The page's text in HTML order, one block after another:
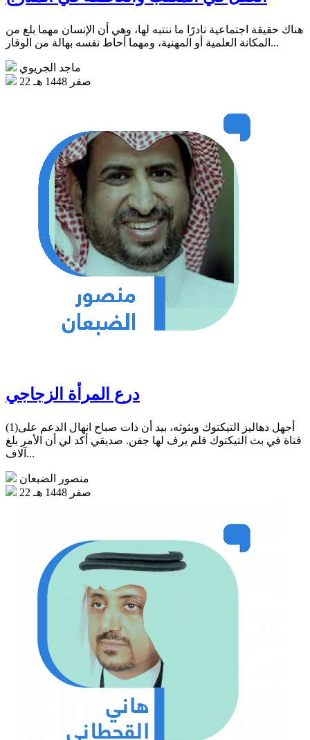
هناك حقيقة اجتماعية نادرًا ما ننتبه لها، وهي أن الإنسان مهما بلغ من
المكانة العلمية أو المهنية، ومهما أحاط نفسه بهالة من الوقار...
ماجد الجريوي
22 صفر 1448 هـ
درع المرأة الزجاجي
(1)أجهل دهاليز التيكتوك وبثوثه، بيد أن ذات صباح انهال الدعم على
فتاة في بث التيكتوك فلم يرف لها جفن. صديقي أكد لي أن الأمر بلغ
آلاف...
منصور الضبعان
22 صفر 1448 هـ